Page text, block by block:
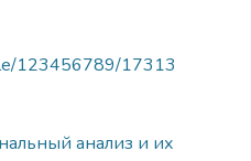
123456789/17313
анализ и их